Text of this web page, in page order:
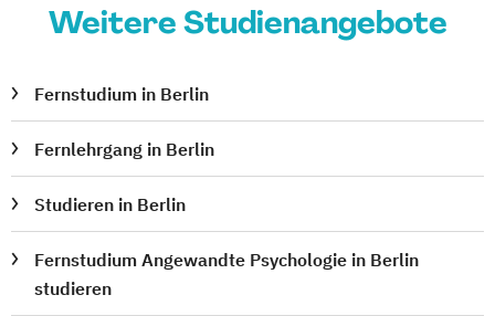
Weitere Studienangebote
Fernstudium in Berlin
Fernlehrgang in Berlin
Studieren in Berlin
Fernstudium Angewandte Psychologie in Berlin
studieren